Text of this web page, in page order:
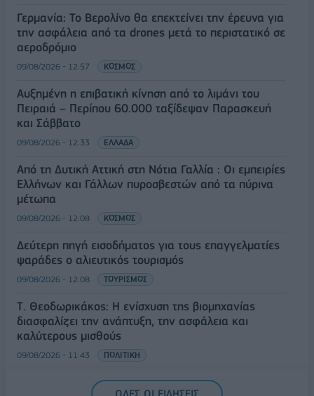
Γερμανία: Το Βερολίνο θα επεκτείνει την έρευνα για
την ασφάλεια από τα drones μετά το περιστατικό σε
αεροδρόμιο
09/08/2026 - 12:57 ΚΟΣΜΟΣ
Αυξημένη η επιβατική κίνηση από το λιμάνι του
Πειραιά – Περίπου 60.000 ταξίδεψαν Παρασκευή
και Σάββατο
09/08/2026 - 12:33 ΕΛΛΑΔΑ
Από τη Δυτική Αττική στη Νότια Γαλλία : Οι εμπειρίες
Ελλήνων και Γάλλων πυροσβεστών από τα πύρινα
μέτωπα
09/08/2026 - 12:08 ΚΟΣΜΟΣ
Δεύτερη πηγή εισοδήματος για τους επαγγελματίες
ψαράδες ο αλιευτικός τουρισμός
09/08/2026 - 12:08 ΤΟΥΡΙΣΜΟΣ
Τ. Θεοδωρικάκος: Η ενίσχυση της βιομηχανίας
διασφαλίζει την ανάπτυξη, την ασφάλεια και
καλύτερους μισθούς
09/08/2026 - 11:43 ΠΟΛΙΤΙΚΗ
Υπ. Μεταφορών: Οριστική λύση στο ζήτημα των